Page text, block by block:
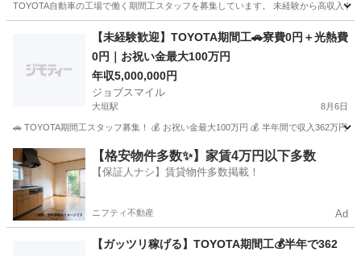
TOYOTA自動車の工場で働く期間工スタッフを募集しています。 未経験から
各務原市役所前駅 工場 未経験
【未経験歓迎】TOYOTA期間工🚗寮費0円＋光熱費
0円｜お祝い金最大100万円
年収5,000,000円
ジョブスマイル
大垣駅 8月6日
🚗 TOYOTA期間工スタッフ募集！ 💰 お祝い金最大100万円 💰 半年間で収入362万円
岐阜 大垣市 大垣駅 工場 未経験
【格安物件多数✨】家賃4万円以下多数
【保証人ナシ】賃貸物件多数掲載！
ニフティ不動産 Ad
【ガッツリ稼げる】TOYOTA期間工💰半年で362